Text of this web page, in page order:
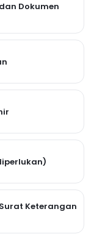
Dokumen
Keterangan